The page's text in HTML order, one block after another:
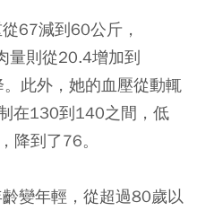
67減到60公斤，
量則從20.4增加到
此外，她的血壓從動輒
在130到140之間，低
降到了76。
變年輕，從超過80歲以